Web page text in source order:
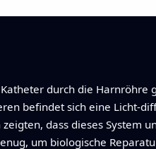
durch die
befindet sich eine Licht-
dass dieses System
um biologische